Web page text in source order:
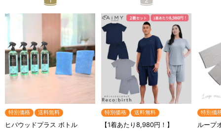
特別価格 送料無料
ヒバウッドプラス ボトル
特別価格 送料無料
【1着あたり8,980円！】
特別価
ループ